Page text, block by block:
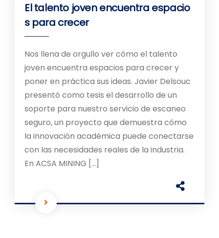
El talento joven encuentra espacio
s para crecer
Nos llena de orgullo ver cómo el talento
joven encuentra espacios para crecer y
poner en práctica sus ideas. Javier Delsouc
presentó como tesis el desarrollo de un
soporte para nuestro servicio de escaneo
seguro, un proyecto que demuestra cómo
la innovación académica puede conectarse
con las necesidades reales de la industria.
En ACSA MINING […]